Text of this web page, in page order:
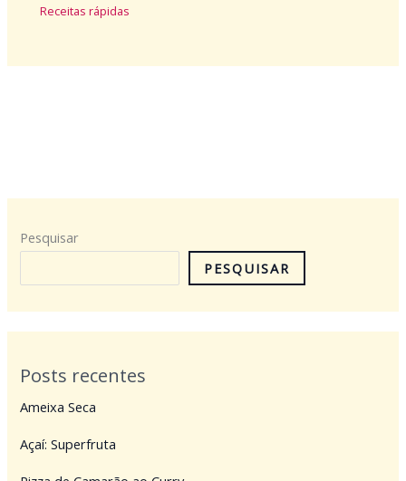
Receitas rápidas
Pesquisar
PESQUISAR
Posts recentes
Ameixa Seca
Açaí: Superfruta